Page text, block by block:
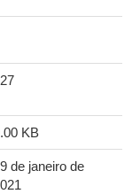
KB
de janeiro de